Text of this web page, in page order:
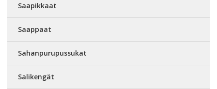
Saapikkaat
Saappaat
Sahanpurupussukat
Salikengät